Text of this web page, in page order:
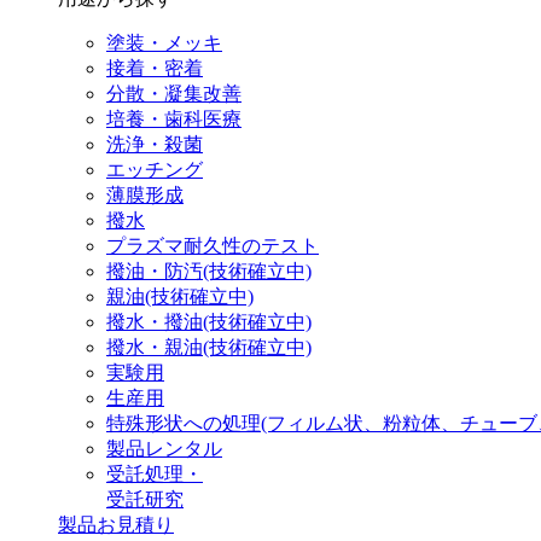
塗装・メッキ
接着・密着
分散・凝集改善
培養・歯科医療
洗浄・殺菌
エッチング
薄膜形成
撥水
プラズマ耐久性のテスト
撥油・防汚(技術確立中)
親油(技術確立中)
撥水・撥油(技術確立中)
撥水・親油(技術確立中)
実験用
生産用
特殊形状への処理(フィルム状、粉粒体、チューブ
製品レンタル
受託処理・
受託研究
製品お見積り